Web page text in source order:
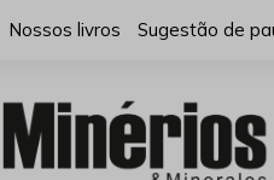
Nossos livros Sugestão de